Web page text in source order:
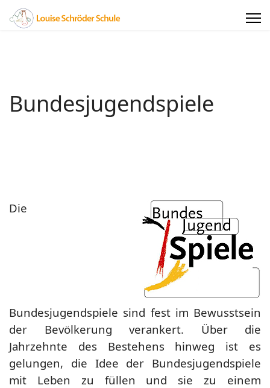
Bundesjugendspiele
Die
Bundesjugendspiele sind fest im Bewusstsein
der Bevölkerung verankert. Über die
Jahrzehnte des Bestehens hinweg ist es
gelungen, die Idee der Bundesjugendspiele
mit Leben zu füllen und sie zu einem